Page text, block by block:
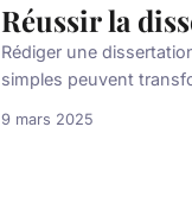
Réussir la
Rédiger une
simples peuvent
9 mars 2025